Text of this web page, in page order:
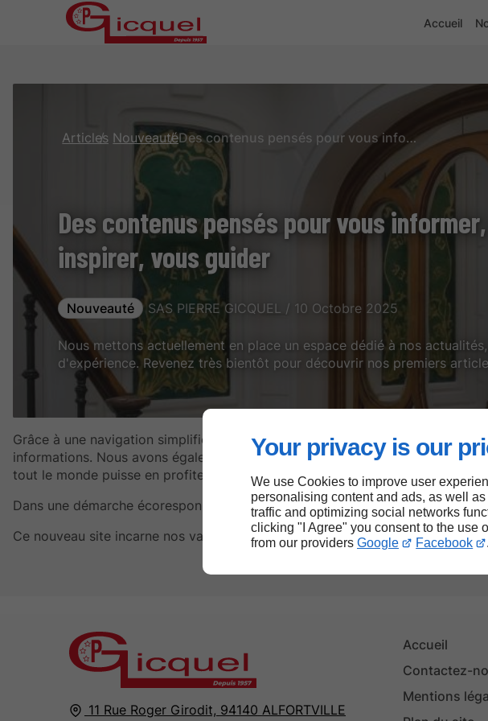
Your privacy is our
We use Cookies to improve user
personalising content and ads, as well
traffic and optimizing social networks
clicking "I Agree" you consent to the use
from our providers Google Facebook .
Accueil
Articles Nouveauté Des contenus pensés pour vous informer, vous inspirer, vous guider
Des contenus pensés pour vous
inspirer, vous guider
Nouveauté SAS PIERRE GICQUEL / 10 Octobre 2025
Nous mettons actuellement en place un espace dédié à nos
d'expérience. Revenez très bientôt pour découvrir nos premiers
Grâce à une navigation simplifiée et un design épuré, notre site permet à
informations. Nous avons également veillé à le rendre plus inclusif, en
tout le monde puisse en profiter pleinement.
Dans une démarche écoresponsable, nous avons optimisé notre site pour
Ce nouveau site incarne nos valeurs et notre volonté d’allier performance,
11 Rue Roger Girodit, 94140 ALFORTVILLE
Accueil
Contactez-
Mentions